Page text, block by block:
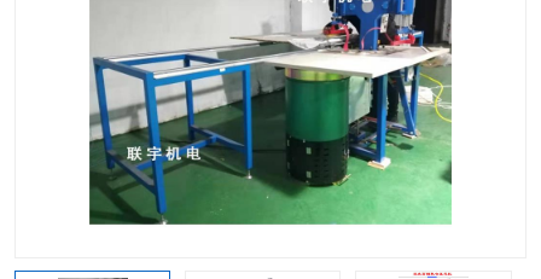
其他超声波系列